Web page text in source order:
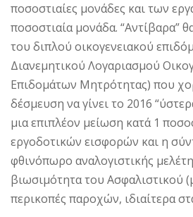
ποσοστιαίες μονάδες και των
ποσοστιαία μονάδα. “Αντίβαρα”
του διπλού οικογενειακού
Διανεμητικού Λογαριασμού
Επιδομάτων Μητρότητας) που
δέσμευση να γίνει το 2016
μια επιπλέον μείωση κατά 1
εργοδοτικών εισφορών και η
φθινόπωρο αναλογιστικής
βιωσιμότητα του Ασφαλιστικού
περικοπές παροχών, ιδιαίτερα